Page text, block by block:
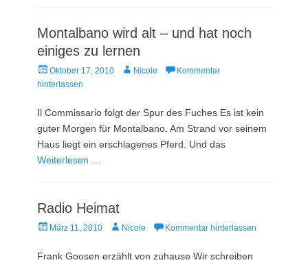
Montalbano wird alt – und hat noch
einiges zu lernen
Veröffentlicht
am
Oktober 17, 2010 AutorNicole
Kommentar
hinterlassen
Il Commissario folgt der Spur des Fuches Es ist kein
guter Morgen für Montalbano. Am Strand vor seinem
Haus liegt ein erschlagenes Pferd. Und das
Weiterlesen …
Radio Heimat
Veröffentlicht
März 11, 2010 AutorNicole Kommentar hinterlassen
Frank Goosen erzählt von zuhause Wir schreiben